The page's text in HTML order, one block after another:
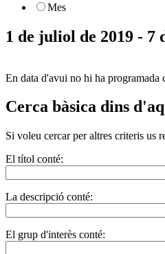
Mes
1 de juliol de 2019 - 7
En data d'avui no hi ha programada
Cerca bàsica dins
Si voleu cercar per altres criteris us
El títol conté:
La descripció conté:
El grup d'interès conté: